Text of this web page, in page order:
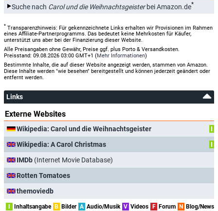
Suche nach Carol und die Weihnachtsgeisterbei Amazon.de*
* Transparenzhinweis: Für gekennzeichnete Links erhalten wir Provisionen im Rahmen
eines Affiliate-Partnerprogramms. Das bedeutet keine Mehrkosten für Käufer,
unterstützt uns aber bei der Finanzierung dieser Website.
Alle Preisangaben ohne Gewähr, Preise ggf. plus Porto & Versandkosten.
Preisstand: 09.08.2026 03:00 GMT+1 (Mehr Informationen)
Bestimmte Inhalte, die auf dieser Website angezeigt werden, stammen von Amazon.
Diese Inhalte werden "wie besehen" bereitgestellt und können jederzeit geändert oder
entfernt werden.
Links
Externe Websites
Wikipedia: Carol und die Weihnachtsgeister
I
Wikipedia: A Carol Christmas
I
IMDb (Internet Movie Database)
Rotten Tomatoes
themoviedb
Inhaltsangabe B Bilder A Audio/Musik V Videos F Forum N Blog/News